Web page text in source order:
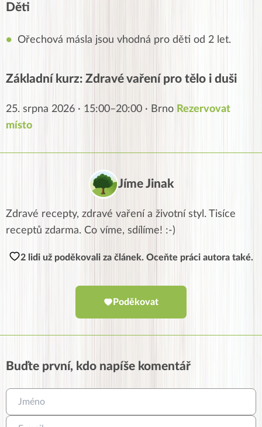
Děti
Ořechová másla jsou vhodná pro děti od 2 let.
Základní kurz: Zdravé vaření pro tělo i duši
25. srpna 2026 · 15:00–20:00 · Brno Rezervovat
místo
Jíme Jinak
Zdravé recepty, zdravé vaření a životní styl. Tisíce
receptů zdarma. Co víme, sdílíme! :-)
2 lidi už poděkovali za článek. Oceňte práci autora také.
Poděkovat
Buďte první, kdo napíše komentář